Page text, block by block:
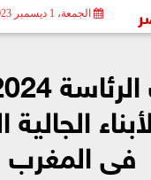
الجمعة، 1 ديسمبر 2023
فى المغرب